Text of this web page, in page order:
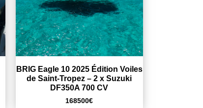
BRIG Eagle 10 2025 Édition Voiles
de Saint-Tropez – 2 x Suzuki
DF350A 700 CV
168500€